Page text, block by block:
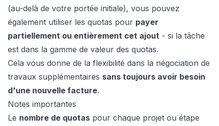
(au-delà de votre portée initiale), vous pouvez
également utiliser les quotas pour payer
partiellement ou entièrement cet ajout - si la tâche
est dans la gamme de valeur des quotas.
Cela vous donne de la flexibilité dans la négociation de
travaux supplémentaires sans toujours avoir besoin
d'une nouvelle facture.
Notes importantes
Le nombre de quotas pour chaque projet ou étape